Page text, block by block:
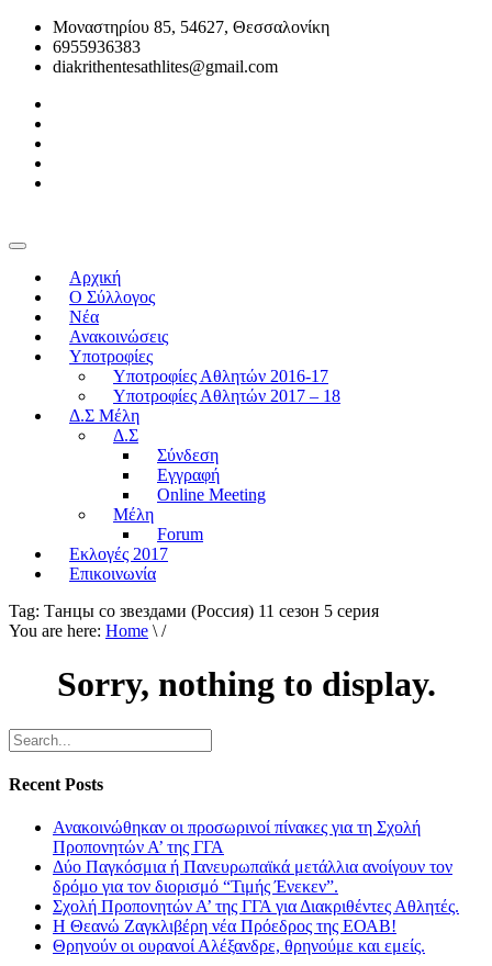
Μοναστηρίου 85, 54627, Θεσσαλονίκη
6955936383
diakrithentesathlites@gmail.com
Αρχική
O Σύλλογος
Νέα
Ανακοινώσεις
Υποτροφίες
Υποτροφίες Αθλητών 2016-17
Υποτροφίες Αθλητών 2017 – 18
Δ.Σ Μέλη
Δ.Σ
Σύνδεση
Εγγραφή
Online Meeting
Μέλη
Forum
Εκλογές 2017
Επικοινωνία
Tag: Танцы со звездами (Россия) 11 сезон 5 серия
You are here: Home \ /
Sorry, nothing to display.
Recent Posts
Ανακοινώθηκαν οι προσωρινοί πίνακες για τη Σχολή
Προπονητών Α’ της ΓΓΑ
Δύο Παγκόσμια ή Πανευρωπαϊκά μετάλλια ανοίγουν τον
δρόμο για τον διορισμό “Τιμής Ένεκεν”.
Σχολή Προπονητών Α’ της ΓΓΑ για Διακριθέντες Αθλητές.
Η Θεανώ Ζαγκλιβέρη νέα Πρόεδρος της ΕΟΑΒ!
Θρηνούν οι ουρανοί Αλέξανδρε, θρηνούμε και εμείς.